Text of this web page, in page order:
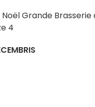
Grande
4